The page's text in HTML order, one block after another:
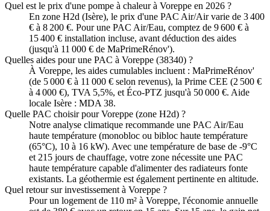
Quel est le prix d'une pompe à chaleur à Voreppe en 2026 ?
En zone H2d (Isère), le prix d'une PAC Air/Air varie de 3 400
€ à 8 200 €. Pour une PAC Air/Eau, comptez de 9 600 € à
15 400 € installation incluse, avant déduction des aides
(jusqu'à 11 000 € de MaPrimeRénov').
Quelles aides pour une PAC à Voreppe (38340) ?
À Voreppe, les aides cumulables incluent : MaPrimeRénov'
(de 5 000 € à 11 000 € selon revenus), la Prime CEE (2 500 €
à 4 000 €), TVA 5,5%, et Éco-PTZ jusqu'à 50 000 €. Aide
locale Isère : MDA 38.
Quelle PAC choisir pour Voreppe (zone H2d) ?
Notre analyse climatique recommande une PAC Air/Eau
haute température (monobloc ou bibloc haute température
(65°C), 10 à 16 kW). Avec une température de base de -9°C
et 215 jours de chauffage, votre zone nécessite une PAC
haute température capable d'alimenter des radiateurs fonte
existants. La géothermie est également pertinente en altitude.
Quel retour sur investissement à Voreppe ?
Pour un logement de 110 m² à Voreppe, l'économie annuelle